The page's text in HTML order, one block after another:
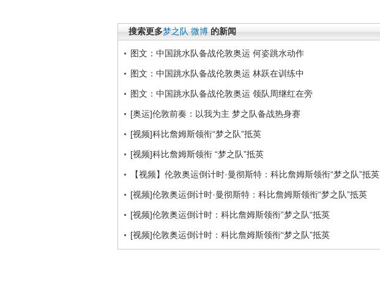
搜索更多梦之队 微博 的新闻
图文：中国跳水队备战伦敦奥运 何姿跳水动作
图文：中国跳水队备战伦敦奥运 林跃在训练中
图文：中国跳水队备战伦敦奥运 领队周继红在旁
[奥运]伦敦前奏：以我为主 梦之队备战热身赛
[视频]科比詹姆斯领衔“梦之队”抵英
[视频]科比詹姆斯领衔 “梦之队”抵英
【视频】伦敦奥运倒计时·曼彻斯特：科比詹姆斯领衔“梦之队”抵英
[视频]伦敦奥运倒计时·曼彻斯特：科比詹姆斯领衔“梦之队”抵英
[视频]伦敦奥运倒计时：科比詹姆斯领衔”梦之队“抵英
[视频]伦敦奥运倒计时：科比詹姆斯领衔“梦之队”抵英